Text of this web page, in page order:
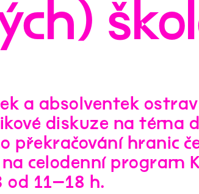
a absolventek
diskuze na téma
překračování hranic
celodenní program
od 11–18 h.